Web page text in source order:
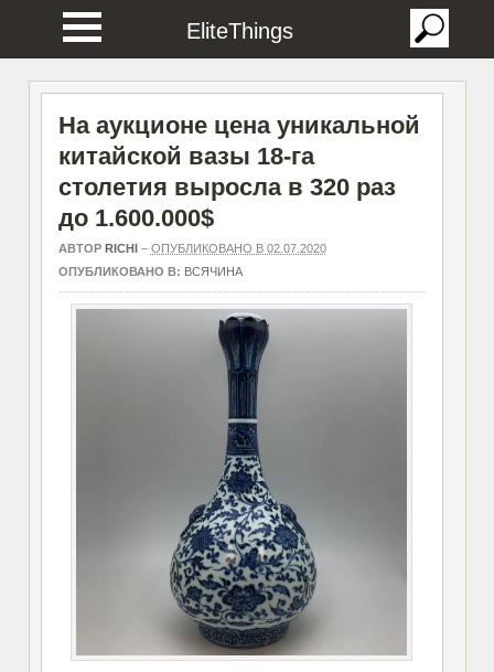
EliteThings
На аукционе цена уникальной
китайской вазы 18-га
столетия выросла в 320 раз
до 1.600.000$
АВТОР RICHI– ОПУБЛИКОВАНО В 02.07.2020
ОПУБЛИКОВАНО В: ВСЯЧИНА